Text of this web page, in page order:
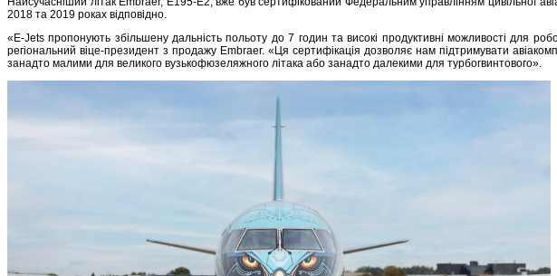
2018 та 2019 роках відповідно.
«E-Jets пропонують збільшену дальність польоту до 7 годин та високі продуктивні можливості для
регіональний віце-президент з продажу Embraer. «Ця сертифікація дозволяє нам підтримувати
занадто малими для великого вузькофюзеляжного літака або занадто далекими для турбогвинтового».